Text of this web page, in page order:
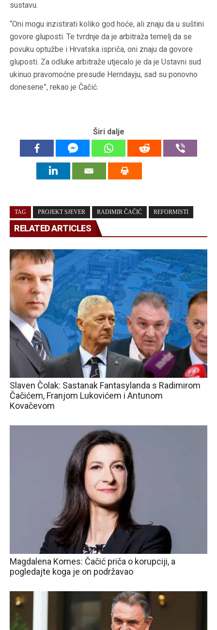
sustavu.
“Oni mogu inzistirati koliko god hoće, ali znaju da u suštini
govore gluposti. Te tvrdnje da je arbitraža temelj da se
povuku optužbe i Hrvatska ispriča, oni znaju da govore
gluposti. Za odluke arbitraže utjecalo je da je Ustavni sud
ukinuo pravomoćne presude Herndayju, sad su ponovno
donesene”, rekao je Čačić.
Širi dalje
TAG PROJEKT SJEVER RADIMIR ČAČIĆ REFORMISTI
RELATED ARTICLES
Slaven Čolak: Sastanak Fantasylanda s Radimirom
Čačićem, Franjom Lukovićem i Antunom
Kovačevom
Magdalena Komes: Čačić priča o korupciji, a
pogledajte koga je on podržavao